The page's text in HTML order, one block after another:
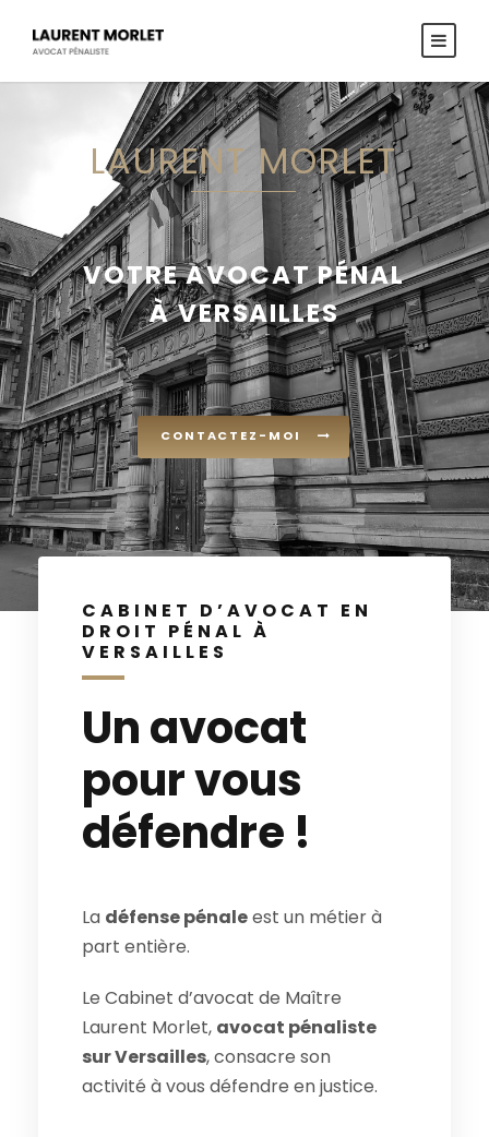
LAURENT MORLET
VOTRE AVOCAT PÉNAL
À VERSAILLES
CONTACTEZ-MOI
CABINET D’AVOCAT EN
DROIT PÉNAL À
VERSAILLES
Un avocat
pour vous
défendre !
La défense pénaleest un métier à
part entière.
Le Cabinet d’avocat de Maître
Laurent Morlet, avocat pénaliste
sur Versailles, consacre son
activité à vous défendre en justice.